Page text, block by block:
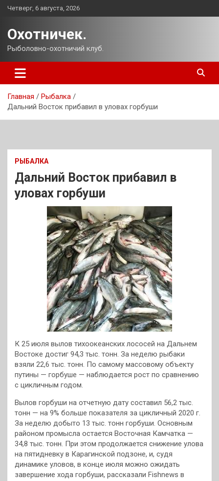
Перейти
Четверг, 6 августа, 2026
Охотничек.
Рыболовно-охотничий клуб.
Главная
Рыбалка
Дальний Восток прибавил в уловах горбуши
РЫБАЛКА
Дальний Восток прибавил в
уловах горбуши
К 25 июля вылов тихоокеанских лососей на Дальнем
Востоке достиг 94,3 тыс. тонн. За неделю рыбаки
взяли 22,6 тыс. тонн. По самому массовому объекту
путины — горбуше — наблюдается рост по сравнению
с цикличным годом.
Вылов горбуши на отчетную дату составил 56,2 тыс.
тонн — на 9% больше показателя за цикличный 2020 г.
За неделю добыто 13 тыс. тонн горбуши. Основным
районом промысла остается Восточная Камчатка —
34,8 тыс. тонн. При этом продолжается снижение улова
на пятидневку в Карагинской подзоне, и, судя
динамике уловов, в конце июля можно ожидать
завершение хода горбуши, рассказали Fishnews в